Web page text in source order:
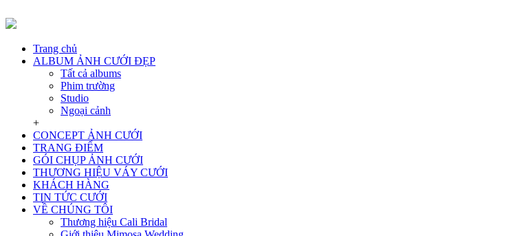
Trang chủ
ALBUM ẢNH CƯỚI ĐẸP
Tất cả albums
Phim trường
Studio
Ngoại cảnh
+
CONCEPT ẢNH CƯỚI
TRANG ĐIỂM
GÓI CHỤP ẢNH CƯỚI
THƯƠNG HIỆU VÁY CƯỚI
KHÁCH HÀNG
TIN TỨC CƯỚI
VỀ CHÚNG TÔI
Thương hiệu Cali Bridal